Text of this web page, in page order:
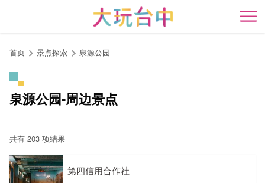
开
首页 景点探索 泉源公园
泉源公园-周边景点
共有 203 项结果
第四信用合作社